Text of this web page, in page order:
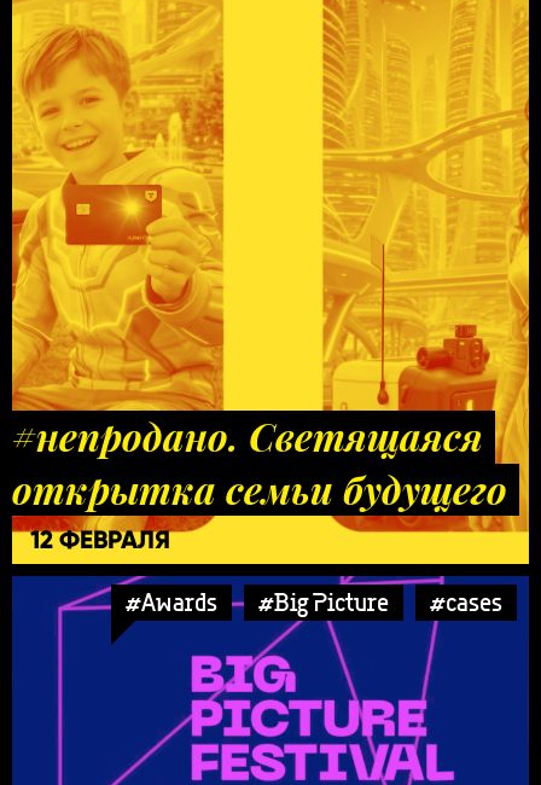
#непродано. Светящаяся
открытка семьи будущего
12 ФЕВРАЛЯ
#Awards #Big Picture #cases